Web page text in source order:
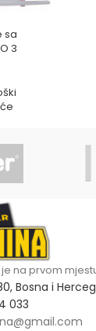
sa
3
na prvom
Bosna i
033